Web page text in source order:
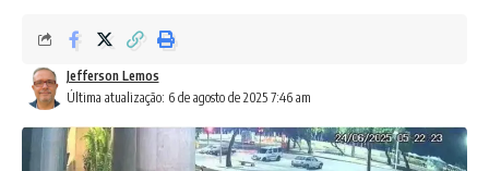
Última atualização: 6 de agosto de 2025 7:46 am
Jefferson Lemos